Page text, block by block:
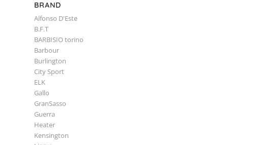
BRAND
Alfonso D'Este
B.F.T
BARBISIO torino
Barbour
Burlington
City Sport
ELK
Gallo
GranSasso
Guerra
Heater
Kensington